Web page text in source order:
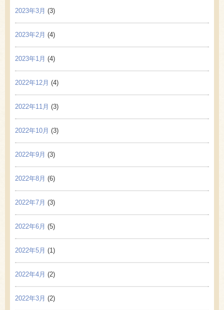
2023年3月 (3)
2023年2月 (4)
2023年1月 (4)
2022年12月 (4)
2022年11月 (3)
2022年10月 (3)
2022年9月 (3)
2022年8月 (6)
2022年7月 (3)
2022年6月 (5)
2022年5月 (1)
2022年4月 (2)
2022年3月 (2)